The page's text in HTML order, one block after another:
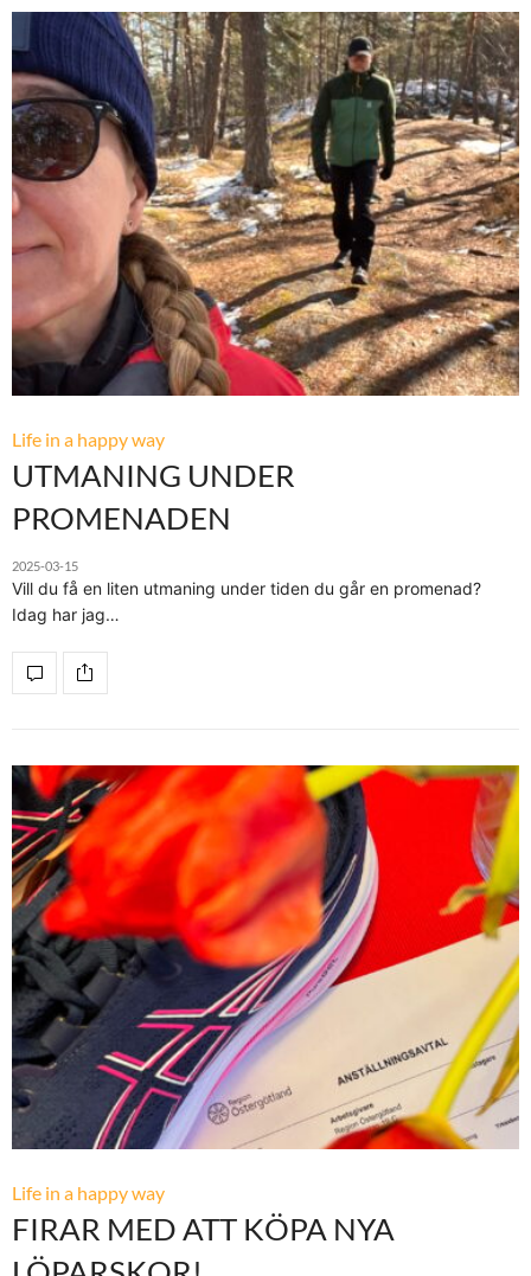
Life in a happy way
UTMANING UNDER
PROMENADEN
2025-03-15
Vill du få en liten utmaning under tiden du går en promenad?
Idag har jag…
Life in a happy way
FIRAR MED ATT KÖPA NYA